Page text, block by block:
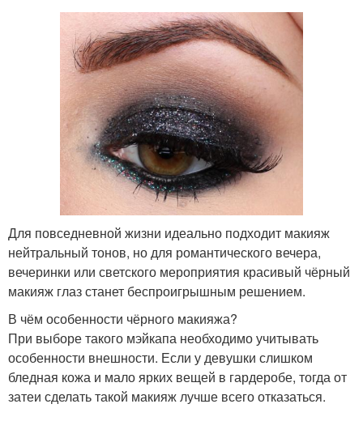
Для повседневной жизни идеально подходит макияж
нейтральный тонов, но для романтического вечера,
вечеринки или светского мероприятия красивый чёрный
макияж глаз станет беспроигрышным решением.
В чём особенности чёрного макияжа?
При выборе такого мэйкапа необходимо учитывать
особенности внешности. Если у девушки слишком
бледная кожа и мало ярких вещей в гардеробе, тогда от
затеи сделать такой макияж лучше всего отказаться.